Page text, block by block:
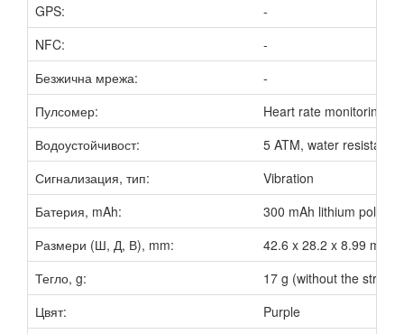
GPS:
-
NFC:
-
Безжична мрежа:
-
Пулсомер:
Heart rate monitoring
Водоустойчивост:
5 ATM, water
Сигнализация, тип:
Vibration
Батерия, mAh:
300 mAh lithium
Размери (Ш, Д, В), mm:
42.6 x 28.2 x 8.99 mm
Тегло, g:
17 g (without the strap)
Цвят:
Purple